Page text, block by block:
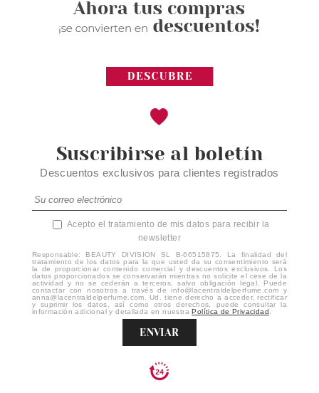
Suscribirse al boletín
Descuentos exclusivos para clientes registrados
Acepto el tratamiento de mis datos para recibir la
newsletter
Responsable: BEAUTY DIVISION SL B-66515875. La finalidad del
tratamiento de los datos para la que usted da su consentimiento será
la de proporcionar contenido comercial y descuentos exclusivos. Los
datos proporcionados se conservarán mientras no solicite el cese de la
actividad y no se cederán a terceros, salvo obligación legal. Puede
contactar con nosotros a través de info@lacentraldelperfume.com y
anna@lacentraldelperfume.com. Ud. tiene derecho a acceder, rectificar
y suprimir los datos, así como otros derechos, puede consultar la
información adicional y detallada en nuestraPolítica de Privacidad
ENVIAR